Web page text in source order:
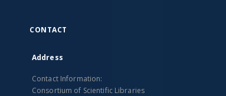
CONTACT
Address
Contact Information:
Consortium of Scientific Libraries